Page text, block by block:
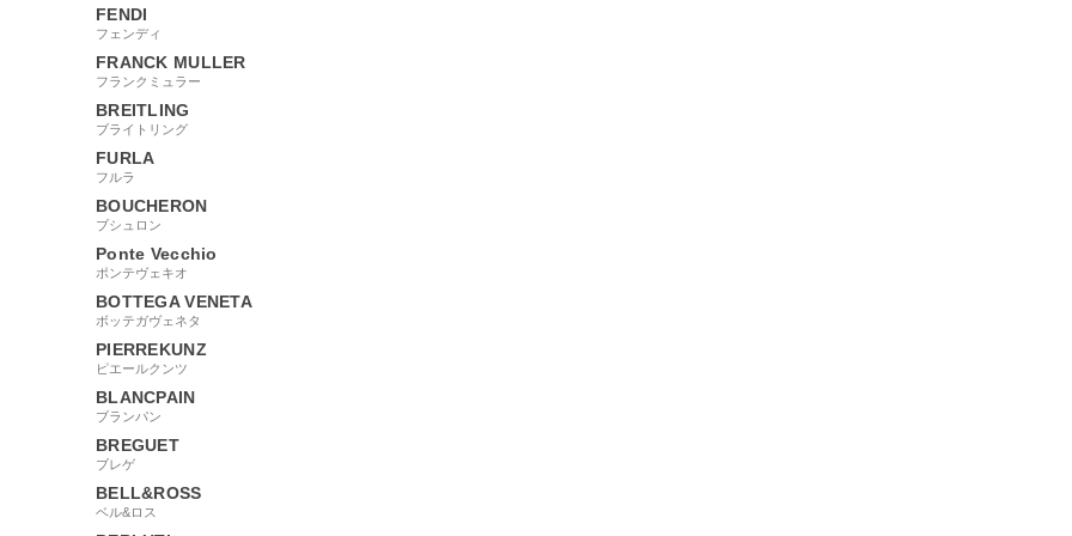
FENDI
フェンディ
FRANCK MULLER
フランクミュラー
BREITLING
ブライトリング
FURLA
フルラ
BOUCHERON
ブシュロン
Ponte Vecchio
ポンテヴェキオ
BOTTEGA VENETA
ボッテガヴェネタ
PIERREKUNZ
ピエールクンツ
BLANCPAIN
ブランパン
BREGUET
ブレゲ
BELL&ROSS
ベル&ロス